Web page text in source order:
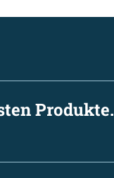
Produkte.